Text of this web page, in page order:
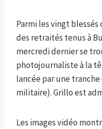
Parmi les vingt
des retraités tenus à
mercredi dernier se
photojournaliste à la
lancée par une
militaire). Grillo est
Les images vidéo